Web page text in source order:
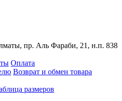
пр. Аль Фараби, 21, н.п. 838
Оплата
Возврат и обмен товара
размеров